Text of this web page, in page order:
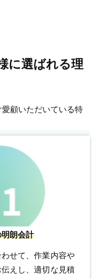
に選ばれる理
顧いただいている特
朗会計
せて、作業内容や
えし、適切な見積